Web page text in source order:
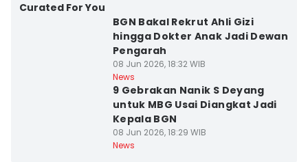
Curated For You
BGN Bakal Rekrut Ahli Gizi
hingga Dokter Anak Jadi Dewan
Pengarah
08 Jun 2026, 18:32 WIB
News
9 Gebrakan Nanik S Deyang
untuk MBG Usai Diangkat Jadi
Kepala BGN
08 Jun 2026, 18:29 WIB
News